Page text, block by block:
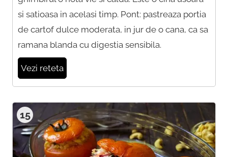
si satioasa in acelasi timp. Pont: pastreaza portia
de cartof dulce moderata, in jur de o cana, ca sa
ramana blanda cu digestia sensibila.
Vezi reteta
15